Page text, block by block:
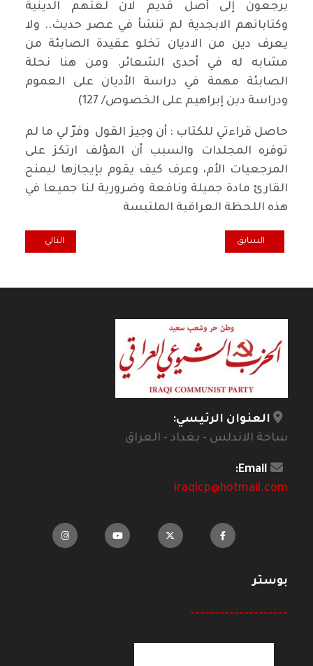
يرجعون إلى أصل قديم لان لغتهم الدينية
وكتاباتهم الابجدية لم تنشأ في عصر حديث.. ولا
يعرف دين من الاديان تخلو عقيدة الصابئة من
مشابه له في أحدى الشعائر. ومن هنا نحلة
الصابئة مهمة في دراسة الأديان على العموم
ودراسة دين إبراهيم على الخصوص/ 127)
حاصل قراءتي للكتاب : أن وجيز القول وفرّ لي ما لم
توفره المجلدات والسبب أن المؤلف ارتكز على
المرجعيات الأم، وعرف كيف يقوم بإيجازها ليمنح
القارئ مادة جميلة ونافعة وضرورية لنا جميعا في
هذه اللحظة العراقية الملتبسة
المقال السابق: الرئيس / سلام عمر**
السابق المقال التالي:
التالي
العنوان الرئيسي:
ساحة الاندلس - بغداد - العراق
Email:
iraqicp@hotmail.com
بوستر
--------------------